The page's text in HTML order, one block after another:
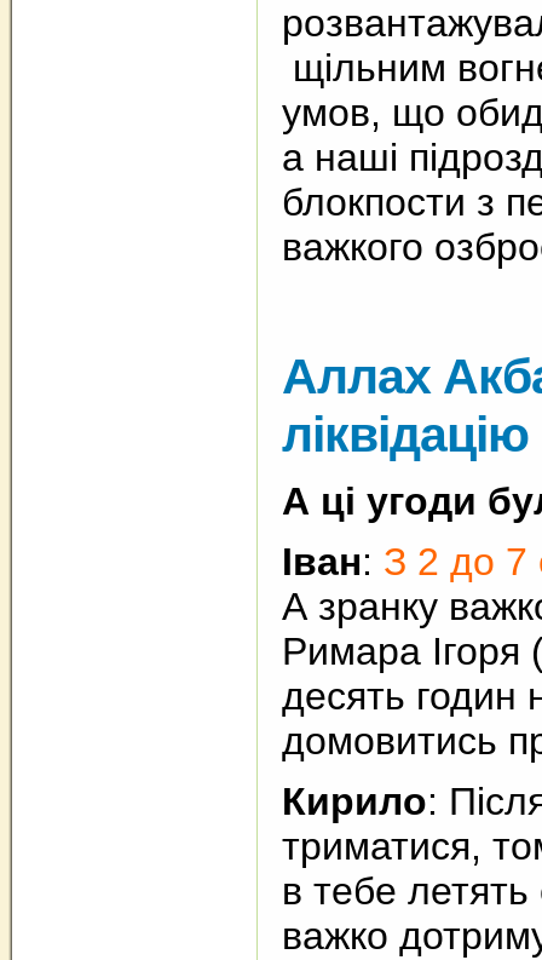
щільним
умов, що
а наші
блокпости з
важкого
Аллах
ліквідацію
А ці угоди
Іван: З 2 до 7
А зранку
Римара Ігоря
десять годин
домовитись
Кирило:
триматися,
в тебе летять
важко